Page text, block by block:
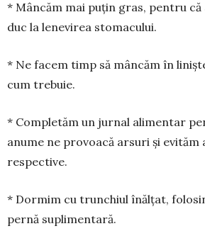
* Mâncăm mai puțin gras, pentru
duc la lenevirea stomacului.
* Ne facem timp să mâncăm în
cum trebuie.
* Completăm un jurnal alimentar
anume ne provoacă arsuri și
respective.
* Dormim cu trunchiul înălțat,
pernă suplimentară.